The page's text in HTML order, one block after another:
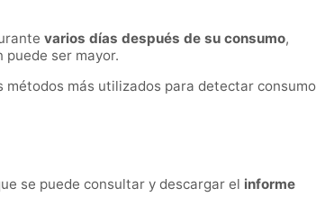
varios días después de su consumo,
puede ser mayor.
más utilizados para detectar consumo
se puede consultar y descargar el informe